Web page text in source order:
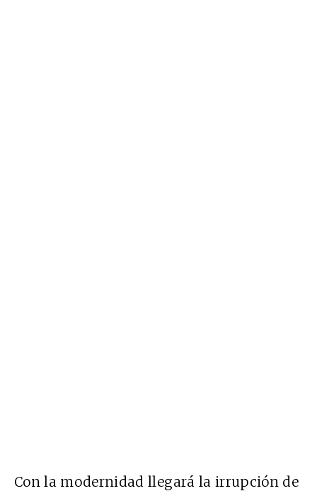
Con la modernidad llegará la irrupción de